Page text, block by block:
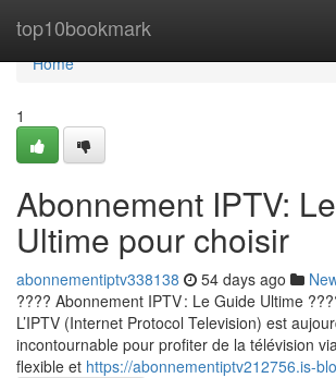
top10bookmark
Home
Home
1
Abonnement IPTV:
Ultime pour choisir
abonnementiptv338138 54 days ago
???? Abonnement IPTV : Le Guide Ultime
L’IPTV (Internet Protocol Television) est
incontournable pour profiter de la télévision
flexible et https://abonnementiptv212756.is-